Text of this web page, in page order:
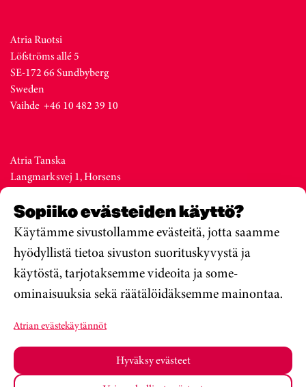
Sopiiko evästeiden käyttö?
Käytämme sivustollamme evästeitä, jotta saamme
hyödyllistä tietoa sivuston suorituskyvystä ja
käytöstä, tarjotaksemme videoita ja some-
ominaisuuksia sekä räätälöidäksemme mainontaa.
Atrian evästekäytännöt
Hyväksy evästeet
Atria Ruotsi
Löfströms allé 5
SE-172 66 Sundbyberg
Sweden
Vaihde +46 10 482 39 10
Atria Tanska
Langmarksvej 1, Horsens
Denmark
Vaihde +45 76 28 25 00
Atria Viro
Metsa str. 19, Valga
Estonia
Vaihde +372 76 79 900